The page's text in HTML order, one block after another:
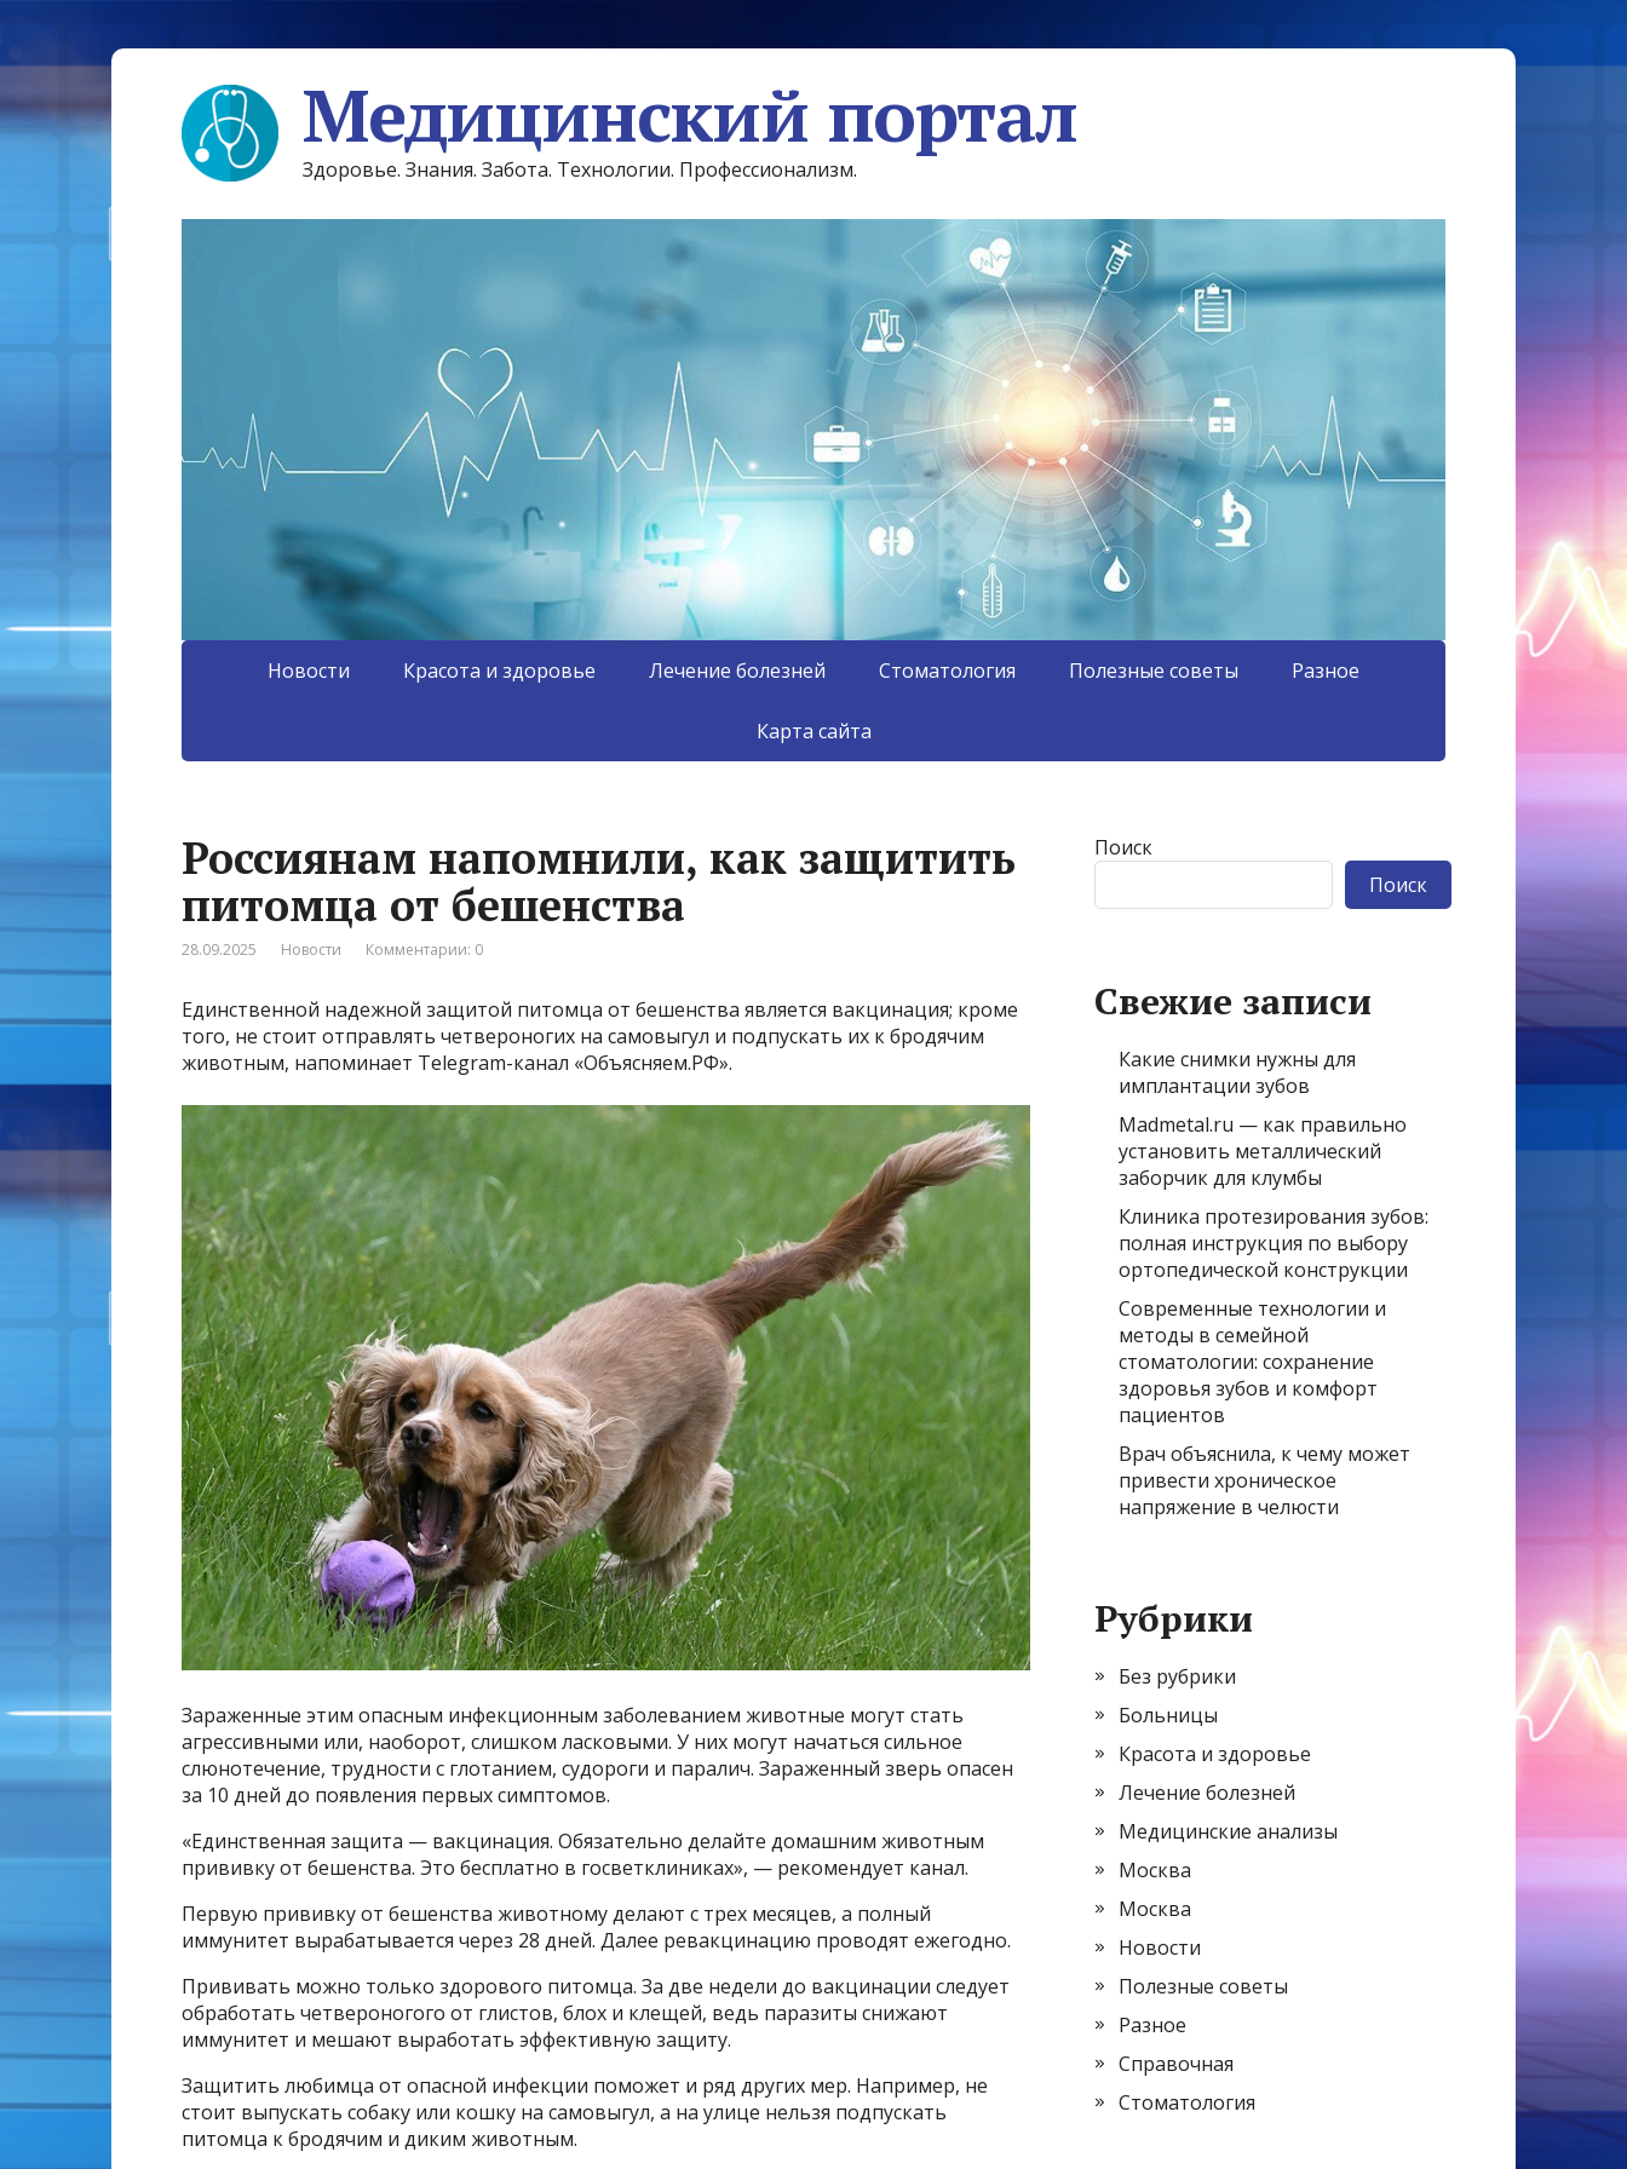
Медицинский портал
Здоровье. Знания. Забота. Технологии. Профессионализм.
Новости Красота и здоровье Лечение болезней Стоматология Полезные советы Разное
Карта сайта
Россиянам напомнили, как защитить
питомца от бешенства
28.09.2025 Новости Комментарии: 0
Единственной надежной защитой питомца от бешенства является вакцинация; кроме
того, не стоит отправлять четвероногих на самовыгул и подпускать их к бродячим
животным, напоминает Telegram-канал «Объясняем.РФ».
Зараженные этим опасным инфекционным заболеванием животные могут стать
агрессивными или, наоборот, слишком ласковыми. У них могут начаться сильное
слюнотечение, трудности с глотанием, судороги и паралич. Зараженный зверь опасен
за 10 дней до появления первых симптомов.
«Единственная защита — вакцинация. Обязательно делайте домашним животным
прививку от бешенства. Это бесплатно в госветклиниках», — рекомендует канал.
Первую прививку от бешенства животному делают с трех месяцев, а полный
иммунитет вырабатывается через 28 дней. Далее ревакцинацию проводят ежегодно.
Прививать можно только здорового питомца. За две недели до вакцинации следует
обработать четвероногого от глистов, блох и клещей, ведь паразиты снижают
иммунитет и мешают выработать эффективную защиту.
Защитить любимца от опасной инфекции поможет и ряд других мер. Например, не
стоит выпускать собаку или кошку на самовыгул, а на улице нельзя подпускать
питомца к бродячим и диким животным.
Поиск
Поиск
Свежие записи
Какие снимки нужны для
имплантации зубов
Madmetal.ru — как правильно
установить металлический
заборчик для клумбы
Клиника протезирования зубов:
полная инструкция по выбору
ортопедической конструкции
Современные технологии и
методы в семейной
стоматологии: сохранение
здоровья зубов и комфорт
пациентов
Врач объяснила, к чему может
привести хроническое
напряжение в челюсти
Рубрики
Без рубрики
Больницы
Красота и здоровье
Лечение болезней
Медицинские анализы
Москва
Москва
Новости
Полезные советы
Разное
Справочная
Стоматология